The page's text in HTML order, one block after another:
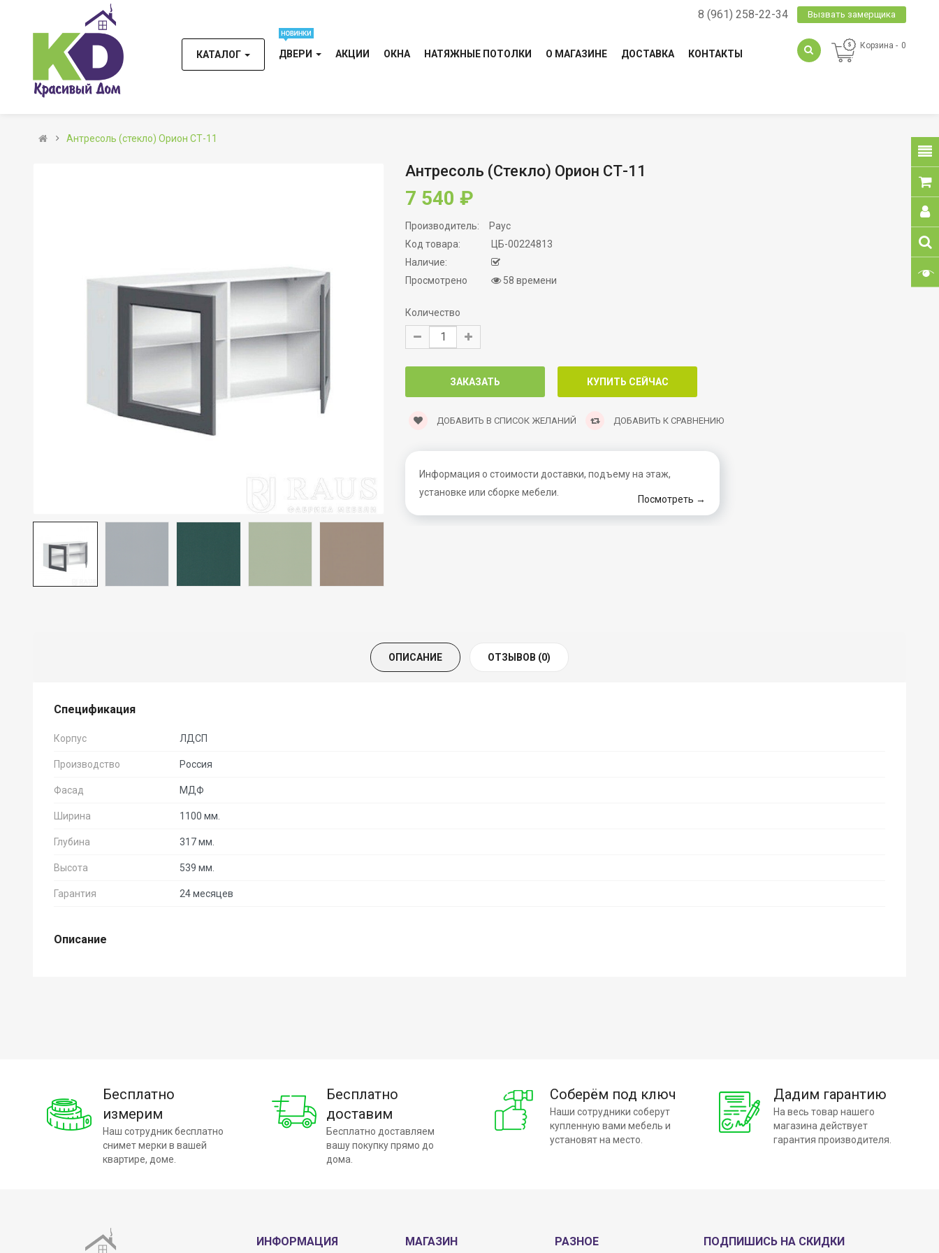
8 (961) 258-22-34 Вызвать замерщика
КАТАЛОГ ДВЕРИ АКЦИИ ОКНА НАТЯЖНЫЕ ПОТОЛКИ О МАГАЗИНЕ ДОСТАВКА КОНТАКТЫ
Корзина 0
Антресоль (стекло) Орион СТ-11
Антресоль (стекло) Орион СТ-11
7 540 ₽
Производитель:
Раус
Код товара:
ЦБ-00224813
Наличие:
Просмотрено
58 времени
Количество
ДОБАВИТЬ В СПИСОК ЖЕЛАНИЙ ДОБАВИТЬ К СРАВНЕНИЮ
Информация о стоимости доставки, подъему на этаж,
установке или сборке мебели.
Посмотреть →
ОПИСАНИЕ ОТЗЫВОВ (0)
Спецификация
Корпус ЛДСП
Производство Россия
Фасад МДФ
Ширина 1100 мм.
Глубина 317 мм.
Высота 539 мм.
Гарантия 24 месяцев
Описание
Бесплатно
измерим
Наш сотрудник бесплатно
снимет мерки в вашей
квартире, доме.
Бесплатно
доставим
Бесплатно доставляем
вашу покупку прямо до
дома.
Соберём под ключ
Наши сотрудники соберут
купленную вами мебель и
установят на место.
Дадим гарантию
На весь товар нашего
магазина действует
гарантия производителя.
ИНФОРМАЦИЯ МАГАЗИН РАЗНОЕ ПОДПИШИСЬ НА СКИДКИ